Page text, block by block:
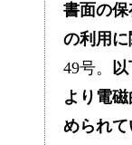
書面の
の利用
49号。
より電
められて